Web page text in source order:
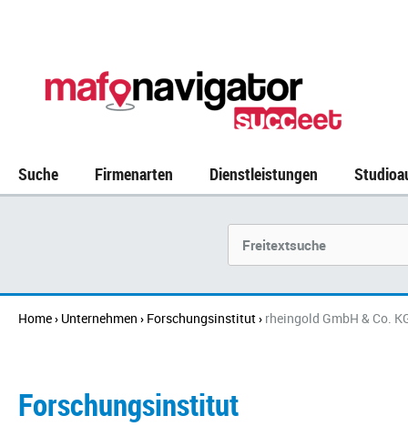
Suche Firmenarten Dienstleistungen
Home› Unternehmen › Forschungsinstitut› rheingold GmbH & Co.
Forschungsinstitut